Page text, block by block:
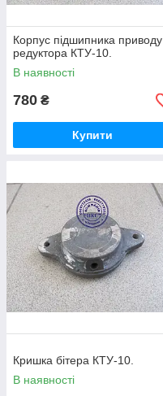
Корпус підшипника приводу
редуктора КТУ-10.
В наявності
780 ₴
Купити
Кришка бітера КТУ-10.
В наявності